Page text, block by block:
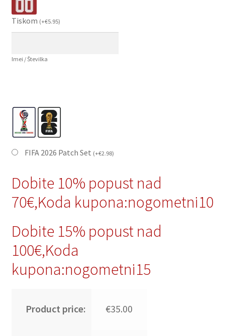
Tiskom (+€5.95)
Imei / Številka
FIFA 2026 Patch Set (+€2.98)
Dobite 10% popust nad
70€,Koda kupona:nogometni10
Dobite 15% popust nad
100€,Koda
kupona:nogometni15
Product price: €35.00